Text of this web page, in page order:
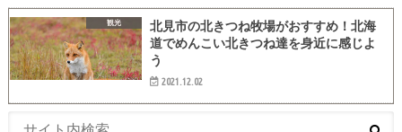
観光
北見市の北きつね牧場がおすすめ！北海
道でめんこい北きつね達を身近に感じよ
う
2021.12.02